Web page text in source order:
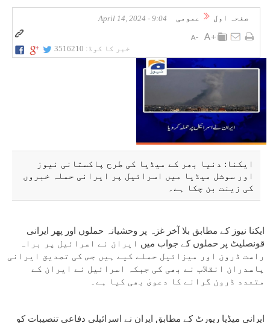
صفحہ اول عمومی 9:04 - April 14, 2024
خبر کا کوڈ: 3516210
ایکنا: دنیا بھر کے میڈیا کی طرح پاکستانی نیوز
اور سوشل میڈیا میں اسرائیل پر ایرانی حملہ خبروں
کی زینت بن چکا ہے۔
ایکنا نیوز کے مطابق بلا آخر غزہ پر وحشیانہ حملوں اور پھر ایرانی
قونصلیٹ پر حملوں کے جواب میں ایران نے اسرائیل پر براہ
راست ڈرون اور میزائیل حملے کیے ہیں جس کی تصدیق ایرانی
پاسدران انقلاب نے بھی کی جبکہ اسرائیل نے ایران کے
متعدد ڈرون گرانے کا دعویٰ بھی کیا ہے۔
ایرانی میڈیا رپورٹ کے مطابق ایران نے اسرائیلی دفاعی تنصیبات کو